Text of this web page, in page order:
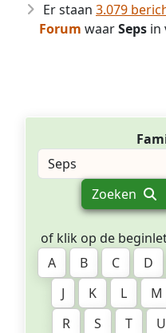
Er staan 3.079
Forum waarSeps in
Zoeken
of klik op de
A
B C D
J
K L M
R
S T U